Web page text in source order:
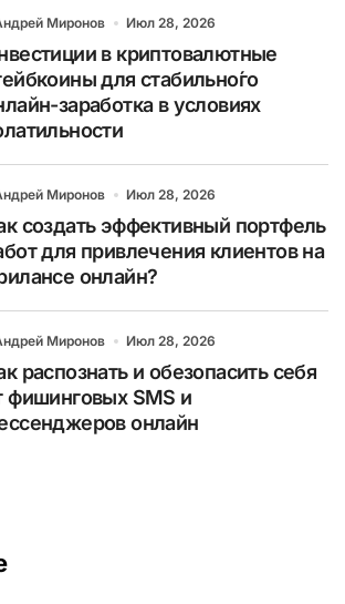
Миронов Июл 28, 2026
в криптовалютные
для стабильно́го
заработка в условиях
Миронов Июл 28, 2026
создать эффективный портфель
для привлечения клиентов на
онлайн?
Миронов Июл 28, 2026
распознать и обезопасить себя
фишинговых SMS и
онлайн